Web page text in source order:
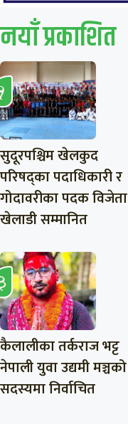
नयाँ प्रकाशित
सुदूरपश्चिम खेलकुद
परिषद्का पदाधिकारी र
गोदावरीका पदक विजेता
खेलाडी सम्मानित
कैलालीका तर्कराज भट्ट
नेपाली युवा उद्यमी मञ्चको
सदस्यमा निर्वाचित